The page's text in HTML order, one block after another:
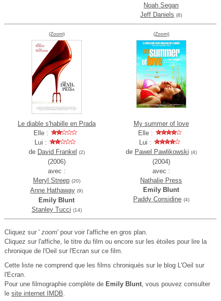
Noah Segan
Jeff Daniels (8)
(Zoom)
Le diable s'habille en Prada
Elle :
Lui :
de David Frankel (2)
(2006)
avec :
Meryl Streep (20)
Anne Hathaway (9)
Emily Blunt
Stanley Tucci (14)
(Zoom)
My summer of love
Elle :
Lui :
de Pawel Pawlikowski (4)
(2004)
avec :
Nathalie Press
Emily Blunt
Paddy Considine (4)
Cliquez sur ' zoom' pour voir l'affiche en gros plan.
Cliquez sur l'affiche, le titre du film ou encore sur les étoiles pour lire la
chronique de l'Oeil sur l'Ecran sur ce film.
Cette liste ne comprend que les films chroniqués sur le blog L'Oeil sur
l'Ecran.
Pour une filmographie complète de Emily Blunt, vous pouvez consulter
le site internet IMDB.